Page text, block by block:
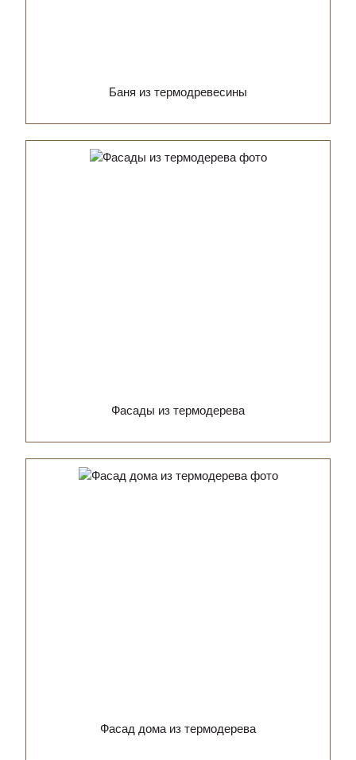
Баня из термодревесины
Фасады из термодерева
Фасад дома из термодерева